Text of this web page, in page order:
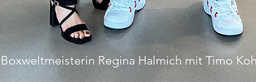
Boxweltmeisterin Regina Halmich mit Timo